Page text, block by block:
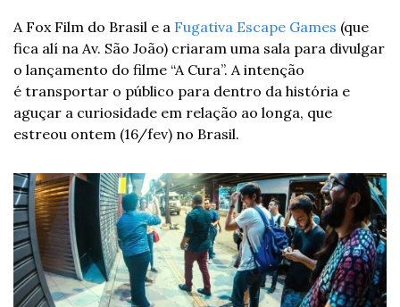
A Fox Film do Brasil e a Fugativa Escape Games (que
fica alí na Av. São João) criaram uma sala para divulgar
o lançamento do filme “A Cura”. A intenção
é transportar o público para dentro da história e
aguçar a curiosidade em relação ao longa, que
estreou ontem (16/fev) no Brasil.